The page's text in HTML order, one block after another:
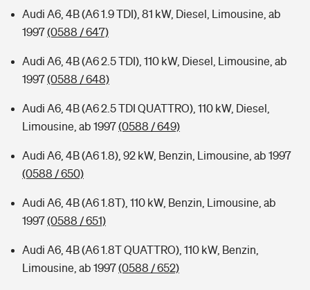
Audi A6, 4B (A6 1.9 TDI), 81 kW, Diesel, Limousine, ab
1997(0588 / 647)
Audi A6, 4B (A6 2.5 TDI), 110 kW, Diesel, Limousine, ab
1997(0588 / 648)
Audi A6, 4B (A6 2.5 TDI QUATTRO), 110 kW, Diesel,
Limousine, ab 1997(0588 / 649)
Audi A6, 4B (A6 1.8), 92 kW, Benzin, Limousine, ab 1997
(0588 / 650)
Audi A6, 4B (A6 1.8T), 110 kW, Benzin, Limousine, ab
1997(0588 / 651)
Audi A6, 4B (A6 1.8T QUATTRO), 110 kW, Benzin,
Limousine, ab 1997(0588 / 652)